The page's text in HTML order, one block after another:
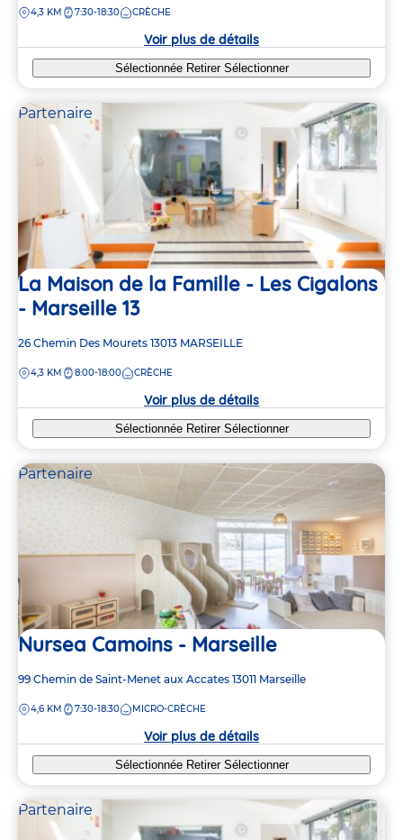
la
DISTANCE
4,3 KM 7:30-18:30 CRÈCHE
Voir plus de détails
Sélectionnée Retirer Sélectionner
Partenaire
La Maison de la Famille - Les Cigalons
- Marseille 13
Adresse
la
26 Chemin Des Mourets 13013 MARSEILLE
DISTANCE
4,3 KM 8:00-18:00 CRÈCHE
Voir plus de détails
Sélectionnée Retirer Sélectionner
Partenaire
Nursea Camoins - Marseille
Adresse
la
99 Chemin de Saint-Menet aux Accates 13011 Marseille
DISTANCE
4,6 KM 7:30-18:30 MICRO-CRÈCHE
Voir plus de détails
Sélectionnée Retirer Sélectionner
Partenaire